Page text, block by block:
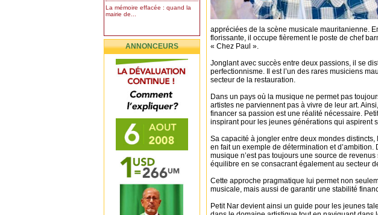
La mémoire effacée : quand la
mairie de...
ANNONCEURS
appréciées de la scène musicale mauritanienne.
florissante, il occupe fièrement le poste de chef
« Chez Paul ».
Jonglant avec succès entre deux passions, il se
perfectionnisme. Il est l’un des rares musiciens
secteur de la restauration.
Dans un pays où la musique ne permet pas
artistes ne parviennent pas à vivre de leur art.
financer sa passion est une réalité nécessaire.
inspirant pour les jeunes générations qui aspirent
Sa capacité à jongler entre deux mondes
en fait un exemple de détermination et
musique n’est pas toujours une source de
équilibre en se consacrant également au secteur
Cette approche pragmatique lui permet non
musicale, mais aussi de garantir une stabilité
Petit Nar devient ainsi un guide pour les jeunes